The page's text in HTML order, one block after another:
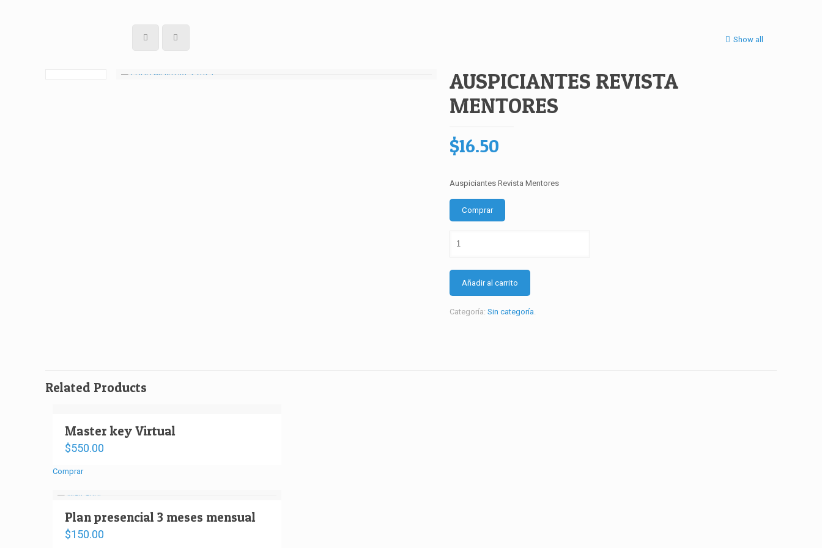
Show all
AUSPICIANTES REVISTA
MENTORES
$16.50
Auspiciantes Revista Mentores
Comprar
REVISTA
cantidad
Añadir al carrito
Categoría:Sin categoría.
Related Products
Master key Virtual
$550.00
Comprar
Plan presencial 3 meses mensual
$150.00